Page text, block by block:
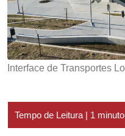
Interface de Transportes